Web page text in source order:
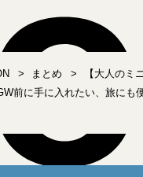
ケース」5選
まとめ
【大人のミ
前に手に入れたい、旅にも